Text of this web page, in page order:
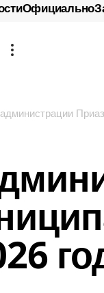
Официально
Приазовского